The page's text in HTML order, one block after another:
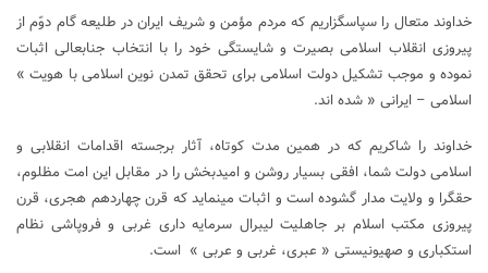
خداوند متعال را سپاسگزاریم که مردم مؤمن و شریف ایران در طلیعه گام دوّم از
پیروزی انقلاب اسلامی بصیرت و شایستگی خود را با انتخاب جنابعالی اثبات
نموده و موجب تشکیل دولت اسلامی برای تحقق تمدن نوین اسلامی با هویت »
اسلامی – ایرانی « شده اند.
خداوند را شاکریم که در همین مدت کوتاه، آثار برجسته اقدامات انقلابی و
اسلامی دولت شما، افقی بسیار روشن و امیدبخش را در مقابل این امت مظلوم،
حقگرا و ولایت مدار گشوده است و اثبات مینماید که قرن چهاردهم هجری، قرن
پیروزی مکتب اسلام بر جاهلیت لیبرال سرمایه داری غربی و فروپاشی نظام
استکباری و صهیونیستی « عبری، غربی و عربی » است.